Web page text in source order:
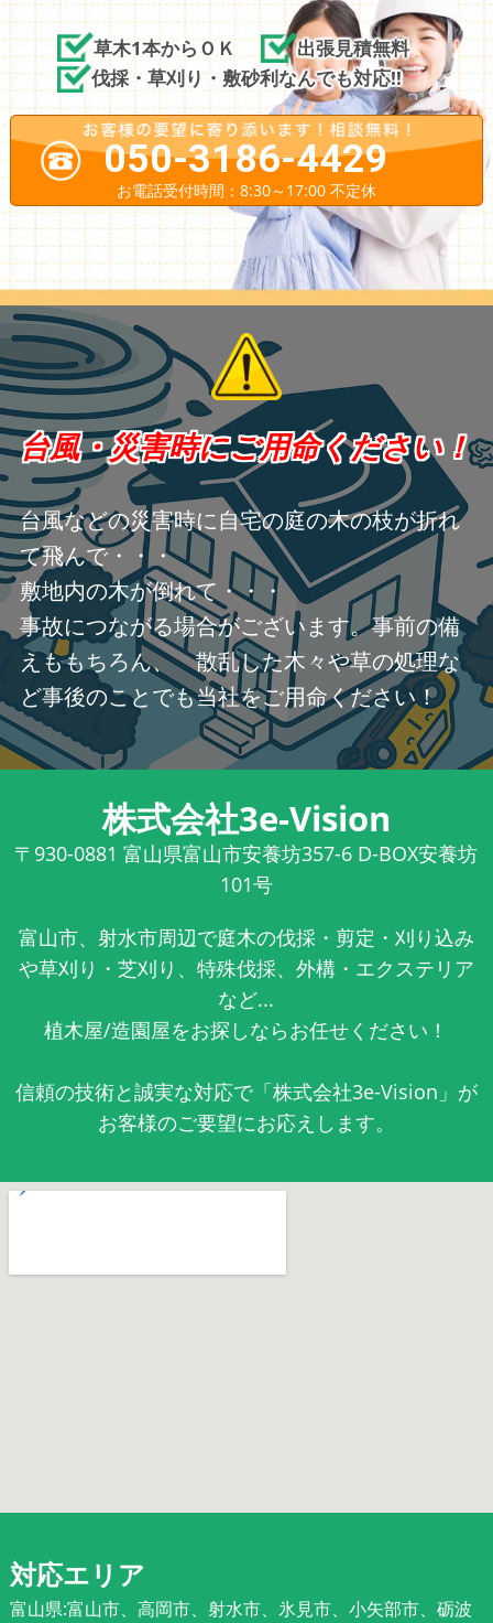
草木1本からＯＫ
出張見積無料
伐採・草刈り・敷砂利なんでも対応!!
050-3186-4429
お電話受付時間：8:30～17:00 不定休
台風・災害時にご用命ください！
台風などの災害時に自宅の庭の木の枝が折れ
て飛んで・・・
敷地内の木が倒れて・・・
事故につながる場合がございます。事前の備
えももちろん、 散乱した木々や草の処理な
ど事後のことでも当社をご用命ください！
株式会社3e-Vision
〒930-0881 富山県富山市安養坊357-6 D-BOX安養坊
101号
富山市、射水市周辺で庭木の伐採・剪定・刈り込み
や草刈り・芝刈り、特殊伐採、外構・エクステリア
など...
植木屋/造園屋をお探しならお任せください！
信頼の技術と誠実な対応で「株式会社3e-Vision」が
お客様のご要望にお応えします。
対応エリア
富山県:富山市、高岡市、射水市、氷見市、小矢部市、砺波